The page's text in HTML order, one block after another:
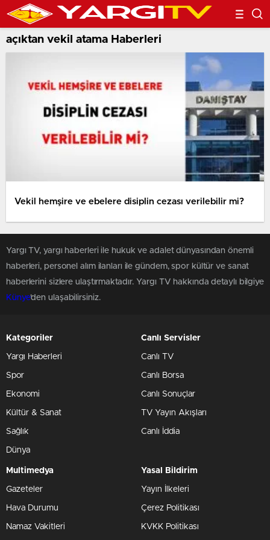
açıktan vekil atama Haberleri
Vekil hemşire ve ebelere disiplin cezası verilebilir mi?
Yargı TV, yargı haberleri ile hukuk ve adalet dünyasından önemli
haberleri, personel alım ilanları ile gündem, spor kültür ve sanat
haberlerini sizlere ulaştırmaktadır. Yargı TV hakkında detaylı bilgiye
Künye'den ulaşabilirsiniz.
Kategoriler
Yargı Haberleri
Spor
Ekonomi
Kültür & Sanat
Sağlık
Dünya
Canlı Servisler
Canlı TV
Canlı Borsa
Canlı Sonuçlar
TV Yayın Akışları
Canlı İddia
Multimedya
Gazeteler
Hava Durumu
Namaz Vakitleri
Yasal Bildirim
Yayın İlkeleri
Çerez Politikası
KVKK Politikası